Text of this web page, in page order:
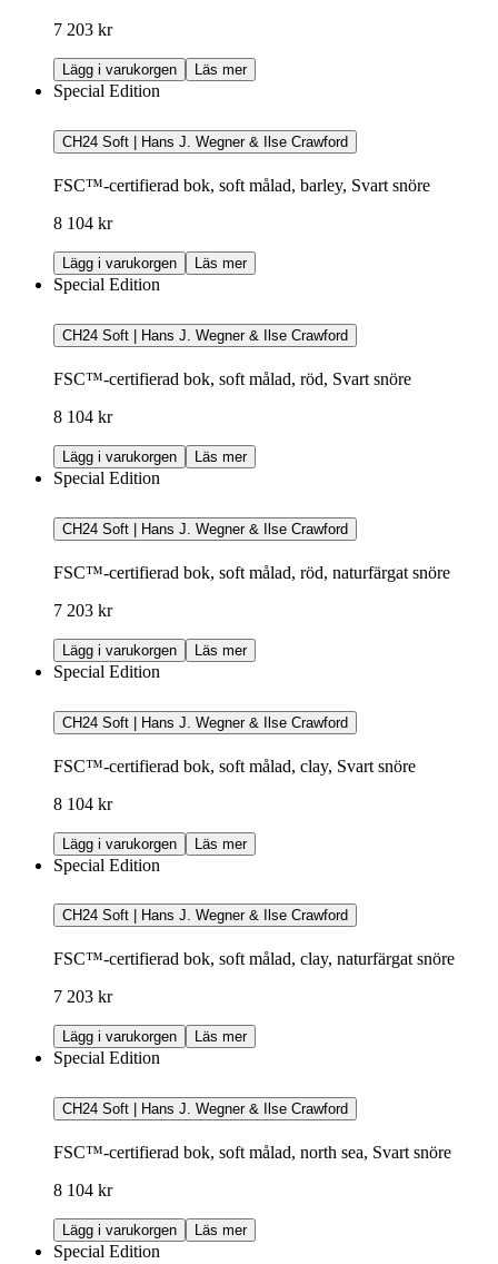
7 203 kr
Lägg i varukorgen Läs mer
Special Edition
CH24 Soft | Hans J. Wegner & Ilse Crawford
FSC™-certifierad bok, soft målad, barley, Svart snöre
8 104 kr
Lägg i varukorgen Läs mer
Special Edition
CH24 Soft | Hans J. Wegner & Ilse Crawford
FSC™-certifierad bok, soft målad, röd, Svart snöre
8 104 kr
Lägg i varukorgen Läs mer
Special Edition
CH24 Soft | Hans J. Wegner & Ilse Crawford
FSC™-certifierad bok, soft målad, röd, naturfärgat snöre
7 203 kr
Lägg i varukorgen Läs mer
Special Edition
CH24 Soft | Hans J. Wegner & Ilse Crawford
FSC™-certifierad bok, soft målad, clay, Svart snöre
8 104 kr
Lägg i varukorgen Läs mer
Special Edition
CH24 Soft | Hans J. Wegner & Ilse Crawford
FSC™-certifierad bok, soft målad, clay, naturfärgat snöre
7 203 kr
Lägg i varukorgen Läs mer
Special Edition
CH24 Soft | Hans J. Wegner & Ilse Crawford
FSC™-certifierad bok, soft målad, north sea, Svart snöre
8 104 kr
Lägg i varukorgen Läs mer
Special Edition